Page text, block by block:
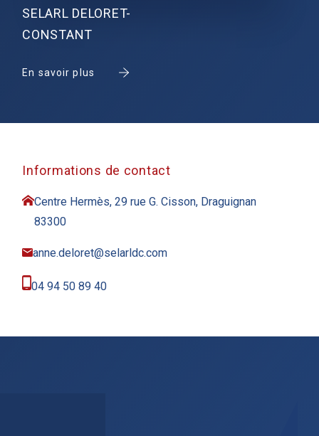
SELARL DELORET-
CONSTANT
En savoir plus
Informations de contact
Centre Hermès, 29 rue G. Cisson, Draguignan
83300
anne.deloret@selarldc.com
04 94 50 89 40